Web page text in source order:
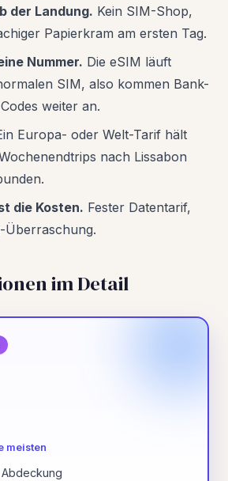
der Landung. Kein SIM-Shop,
Papierkram am ersten Tag.
Nummer. Die eSIM läuft
SIM, also kommen Bank-
weiter an.
Europa- oder Welt-Tarif hält
nach Lissabon
die Kosten. Fester Datentarif,
Überraschung.
im Detail
meisten